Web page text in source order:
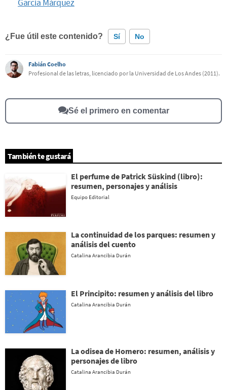
García Márquez
¿Fue útil este contenido? Sí No
Este contenido contiene información incorrecta
Fabián Coelho
Profesional de las letras, licenciado por la Universidad de Los Andes (2011).
Sé el primero en comentar
También te gustará
El perfume de Patrick Süskind (libro):
resumen, personajes y análisis
Equipo Editorial
La continuidad de los parques: resumen y
análisis del cuento
Catalina Arancibia Durán
El Principito: resumen y análisis del libro
Catalina Arancibia Durán
La odisea de Homero: resumen, análisis y
personajes de libro
Catalina Arancibia Durán